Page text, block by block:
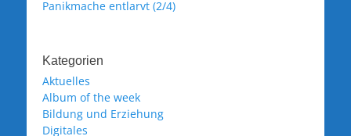
Panikmache entlarvt (2/4)
Kategorien
Aktuelles
Album of the week
Bildung und Erziehung
Digitales